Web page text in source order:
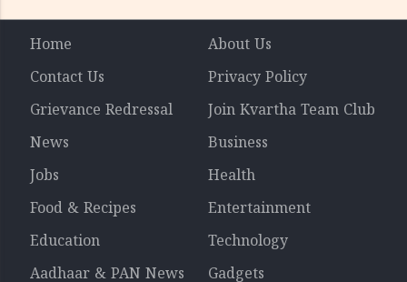
Home
About Us
Contact Us
Privacy Policy
Grievance Redressal
Join Kvartha Team Club
News
Business
Jobs
Health
Food & Recipes
Entertainment
Education
Technology
Aadhaar & PAN News
Gadgets